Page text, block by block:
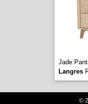
Jade
Langres
©